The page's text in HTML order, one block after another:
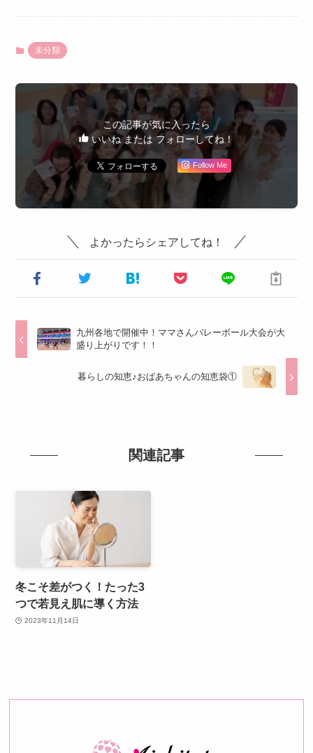
未分類
この記事が気に入ったら
いいね または フォローしてね！
Follow Me
よかったらシェアしてね！
九州各地で開催中！ママさんバレーボール大会が大
盛り上がりです！！
暮らしの知恵♪おばあちゃんの知恵袋①
関連記事
冬こそ差がつく！たった3
つで若見え肌に導く方法
2023年11月14日